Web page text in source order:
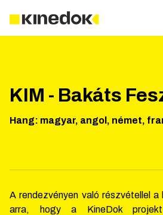
KIM - Bakáts
Hang: magyar, angol, német,
A rendezvényen való részvétellel
arra, hogy a KineDok